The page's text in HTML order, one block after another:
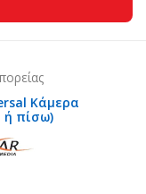
Κάμερα
ή πίσω)